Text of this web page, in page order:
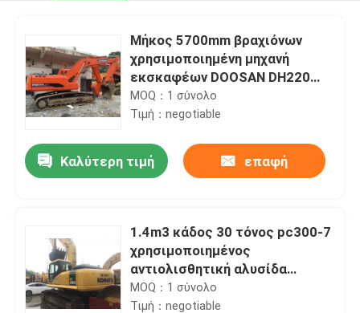
Μήκος 5700mm βραχιόνων
χρησιμοποιημένη μηχανή
εκσκαφέων DOOSAN DH220
21400kg
MOQ：1 σύνολο
Τιμή：negotiable
Καλύτερη τιμή επαφή
1.4m3 κάδος 30 τόνος pc300-7
χρησιμοποιημένος
αντιολισθητική αλυσίδα
εκσκαφέας της KOMATSU
MOQ：1 σύνολο
Τιμή：negotiable